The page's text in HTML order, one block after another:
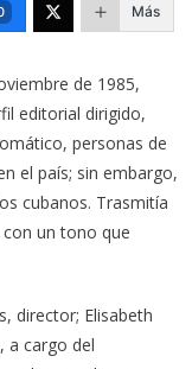
Más
de 1985,
editorial dirigido,
personas de
el país; sin embargo,
cubanos. Trasmitía
un tono que
director; Elisabeth
a cargo del